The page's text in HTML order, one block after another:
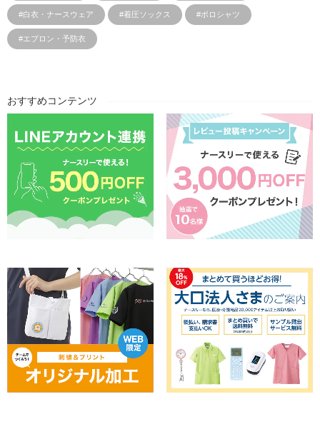
#白衣・ナースウェア #着圧ソックス #ポロシャツ
#エプロン・予防衣
おすすめコンテンツ